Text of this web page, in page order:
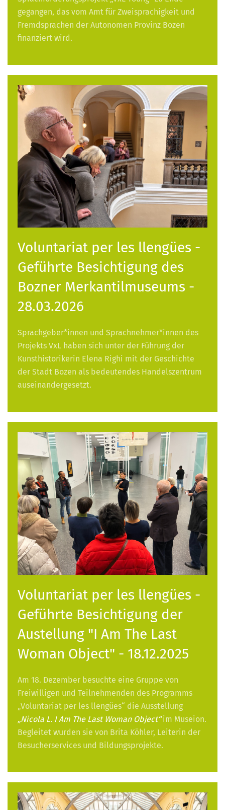
gegangen, das vom Amt für Zweisprachigkeit und
Fremdsprachen der Autonomen Provinz Bozen
finanziert wird.
Voluntariat per les llengües -
Geführte Besichtigung des
Bozner Merkantilmuseums -
28.03.2026
Sprachgeber*innen und Sprachnehmer*innen des
Projekts VxL haben sich unter der Führung der
Kunsthistorikerin Elena Righi mit der Geschichte
der Stadt Bozen als bedeutendes Handelszentrum
auseinandergesetzt.
Voluntariat per les llengües -
Geführte Besichtigung der
Austellung "I Am The Last
Woman Object" - 18.12.2025
Am 18. Dezember besuchte eine Gruppe von
Freiwilligen und Teilnehmenden des Programms
„Voluntariat per les llengües“ die Ausstellung
„Nicola L. I Am The Last Woman Object“im Museion.
Begleitet wurden sie von Brita Köhler, Leiterin der
Besucherservices und Bildungsprojekte.